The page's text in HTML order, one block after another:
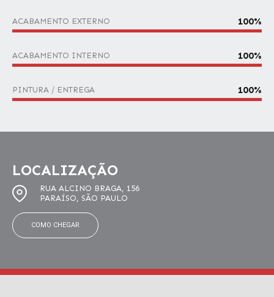
ACABAMENTO EXTERNO 100%
ACABAMENTO INTERNO 100%
PINTURA / ENTREGA 100%
LOCALIZAÇÃO
RUA ALCINO BRAGA, 156
PARAÍSO, SÃO PAULO
COMO CHEGAR